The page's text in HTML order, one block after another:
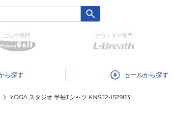
ゴルフ専門 アウトドア専門
セール
YOGA スタジオ 半袖Tシャツ KNS52-IS2983